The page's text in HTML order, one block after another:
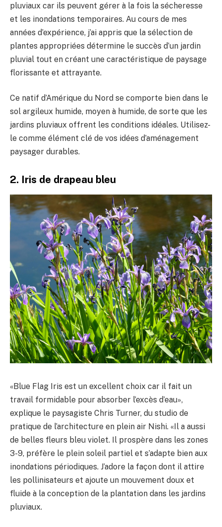
pluviaux car ils peuvent gérer à la fois la sécheresse
et les inondations temporaires. Au cours de mes
années d’expérience, j’ai appris que la sélection de
plantes appropriées détermine le succès d’un jardin
pluvial tout en créant une caractéristique de paysage
florissante et attrayante.
Ce natif d’Amérique du Nord se comporte bien dans le
sol argileux humide, moyen à humide, de sorte que les
jardins pluviaux offrent les conditions idéales. Utilisez-
le comme élément clé de vos idées d’aménagement
paysager durables.
2. Iris de drapeau bleu
«Blue Flag Iris est un excellent choix car il fait un
travail formidable pour absorber l’excès d’eau»,
explique le paysagiste Chris Turner, du studio de
pratique de l’architecture en plein air Nishi. «Il a aussi
de belles fleurs bleu violet. Il prospère dans les zones
3-9, préfère le plein soleil partiel et s’adapte bien aux
inondations périodiques. J’adore la façon dont il attire
les pollinisateurs et ajoute un mouvement doux et
fluide à la conception de la plantation dans les jardins
pluviaux.